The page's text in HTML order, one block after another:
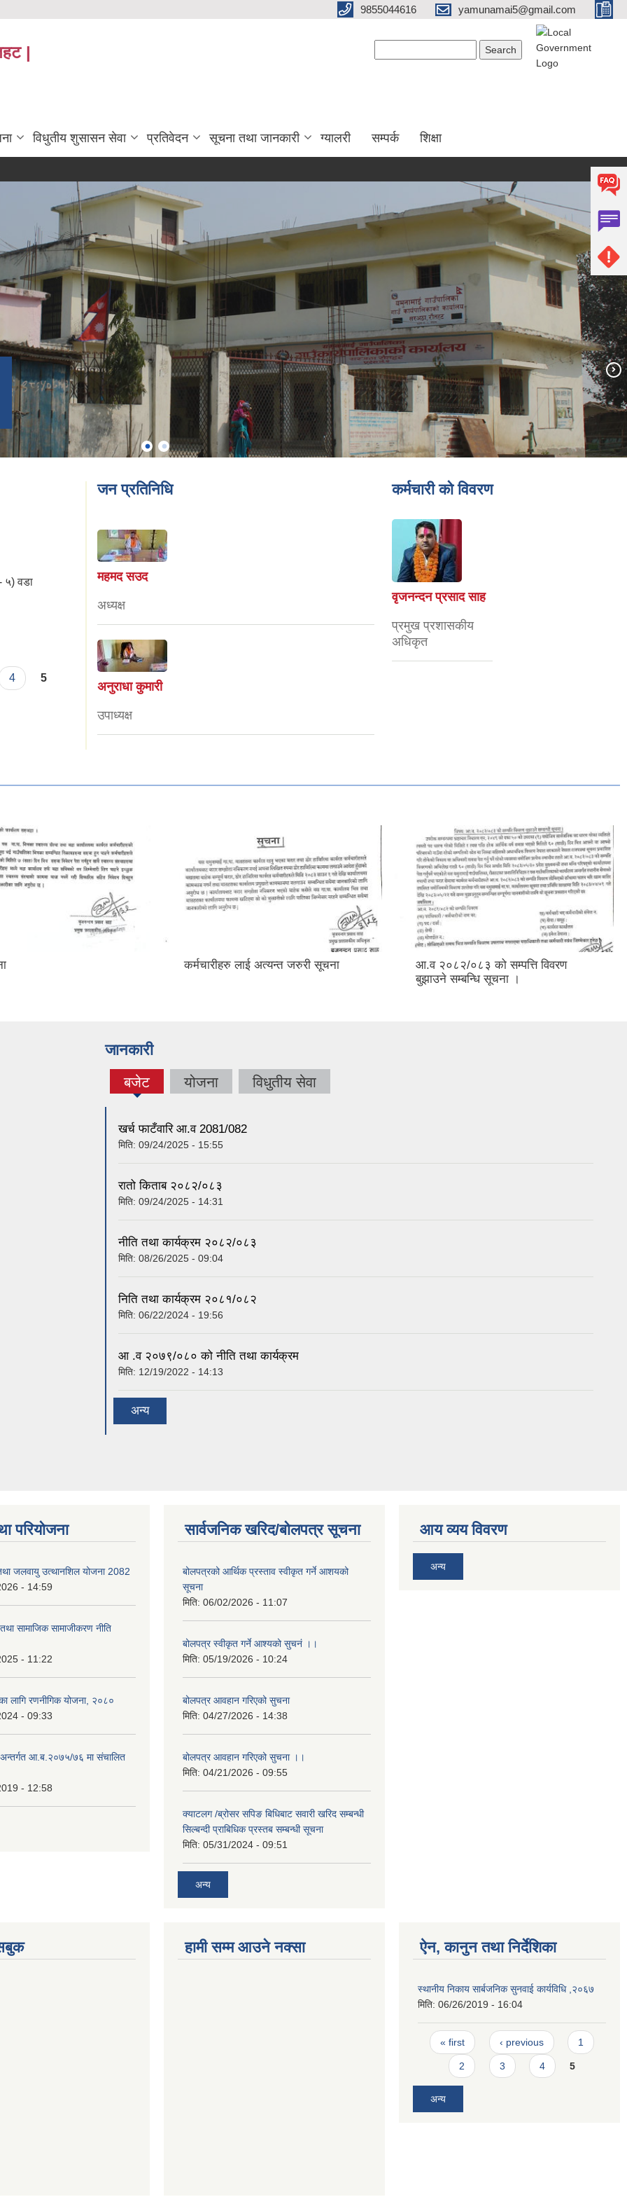
9855044616 yamunamai5@gmail.com
|
विधुतीय शुसासन सेवा प्रतिवेदन सूचना तथा जानकारी ग्यालरी सम्पर्क शिक्षा
आ.व २०८२/०८३ को सम्पत्ति विवरण बुझाउने सम्बन्धि सूचना ।
सुचना
५) वडा
4 5
जन प्रतिनिधि
महमद सउद
अध्यक्ष
अनुराधा कुमारी
उपाध्यक्ष
कर्मचारी को विवरण
नितेश किशोर सिंह
सूचना तथा संचार
प्रविधि अधिकृत
कर्मचारीहरु लाई अत्यन्त जरुरी सूचना
आ.व २०८२/०८३ को सम्पत्ति विवरण
बुझाउने सम्बन्धि सूचना ।
जानकारी
बजेट
(active
योजना विधुतीय सेवा
खर्च फाटँवारि आ.व 2081/082
मिति: 09/24/2025 - 15:55
रातो किताब २०८२/०८३
मिति: 09/24/2025 - 14:31
नीति तथा कार्यक्रम २०८२/०८३
मिति: 08/26/2025 - 09:04
निति तथा कार्यक्रम २०८१/०८२
मिति: 06/22/2024 - 19:56
आ .व २०७९/०८० को नीति तथा कार्यक्रम
मिति: 12/19/2022 - 14:13
अन्य
परियोजना
जलवायु उत्थानशिल योजना 2082
- 14:59
सामाजिक सामाजीकरण नीति
- 11:22
लागि रणनीगिक योजना, २०८०
- 09:33
आ.ब.२०७५/७६ मा संचालित
- 12:58
सार्वजनिक खरिद/बोलपत्र सूचना
बोलपत्रको आर्थिक प्रस्ताव स्वीकृत गर्ने आशयको
सूचना
मिति: 06/02/2026 - 11:07
बोलपत्र स्वीकृत गर्ने आश्यको सुचनं ।।
मिति: 05/19/2026 - 10:24
बोलपत्र आवहान गरिएको सुचना
मिति: 04/27/2026 - 14:38
बोलपत्र आवहान गरिएको सुचना ।।
मिति: 04/21/2026 - 09:55
क्याटलग /ब्रोसर सपिङ बिधिबाट सवारी खरिद सम्बन्धी
सिल्बन्दी प्राबिधिक प्रस्तब सम्बन्धी सूचना
मिति: 05/31/2024 - 09:51
अन्य
आय व्यय विवरण
अन्य
हामी सम्म आउने नक्सा ऐन, कानुन तथा निर्देशिका
स्थानीय निकाय सार्बजनिक सुनवाई कार्यविधि ,२०६७
मिति: 06/26/2019 - 16:04
Pages
« first ‹ previous 1
2 3 4 5
अन्य